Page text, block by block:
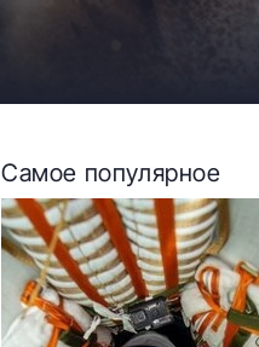
Самое популярное